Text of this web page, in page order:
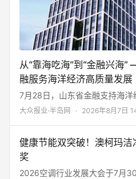
从“靠海吃海”到“金融兴海
融服务海洋经济高质量发展
7月28日，山东省金融支持海洋
议在威海召开，《海洋经济高
新实践正在山东加速展开。 向
大众报业·半岛网 · 2026年8月7日
健康节能双突破！澳柯玛
奖
2026空调行业发展大会于7月